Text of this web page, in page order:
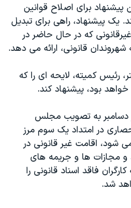
رهبری ایران
صلح
برای اصلاح قوانین
یک پیشنهاد، راهی برای تبدیل
غیرقانونی که در حال حاضر در
شهروندان قانونی، ارائه می دهد.
رئیس کمیته، لایحه ای را که
بود، پیشنهاد کند.
دسامبر به تصویب مجلس
حصاری در امتداد یک سوم مرز
شود، اقامت غیر قانونی در
و مجازات ها و جریمه های
فاقد اسناد قانونی را
شد.